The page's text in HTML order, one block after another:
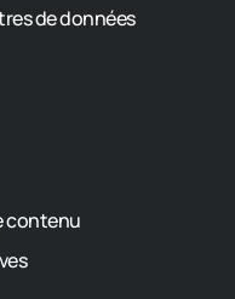
de données
contenu